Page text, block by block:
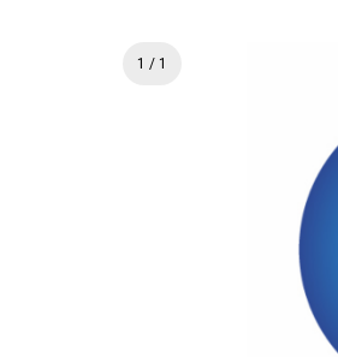
1 / 1